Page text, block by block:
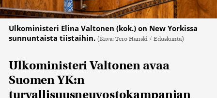
Ulkoministeri Elina Valtonen (kok.) on New Yorkissa
sunnuntaista tiistaihin. (Kuva: Tero Hanski / Eduskunta)
Ulkoministeri Valtonen avaa
Suomen YK:n
turvallisuusneuvostokampanjan